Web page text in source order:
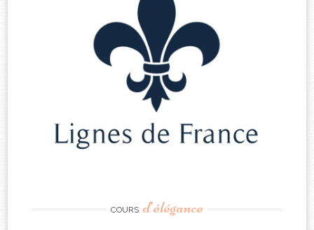
COURS d’élégance